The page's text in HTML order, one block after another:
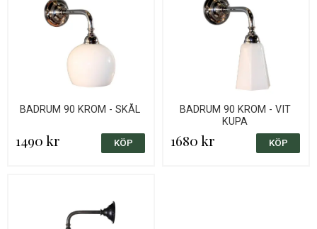
BADRUM 90 KROM - SKÅL
1490 kr
BADRUM 90 KROM - VIT
KUPA
1680 kr